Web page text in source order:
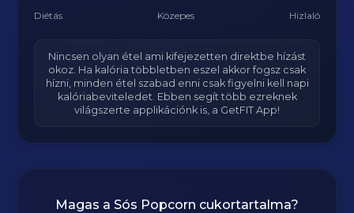
Diétás Közepes Hizlaló
Nincsen olyan étel ami kifejezetten direktbe hízást
okoz. Ha kalória többletben eszel akkor fogsz csak
hízni, minden étel szabad enni csak figyelni kell napi
kalóriabeviteledet. Ebben segít több ezreknek
világszerte applikációnk is, a GetFIT App!
Magas a Sós Popcorn cukortartalma?